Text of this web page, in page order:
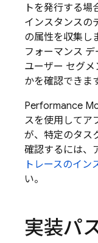
トを発行する場
インスタンスの
の属性を収集し
フォーマンス
ユーザー セグ
かを確認できます
Performance
スを使用してア
が、特定のタス
確認するには、
トレースのイン
い。
実装パ